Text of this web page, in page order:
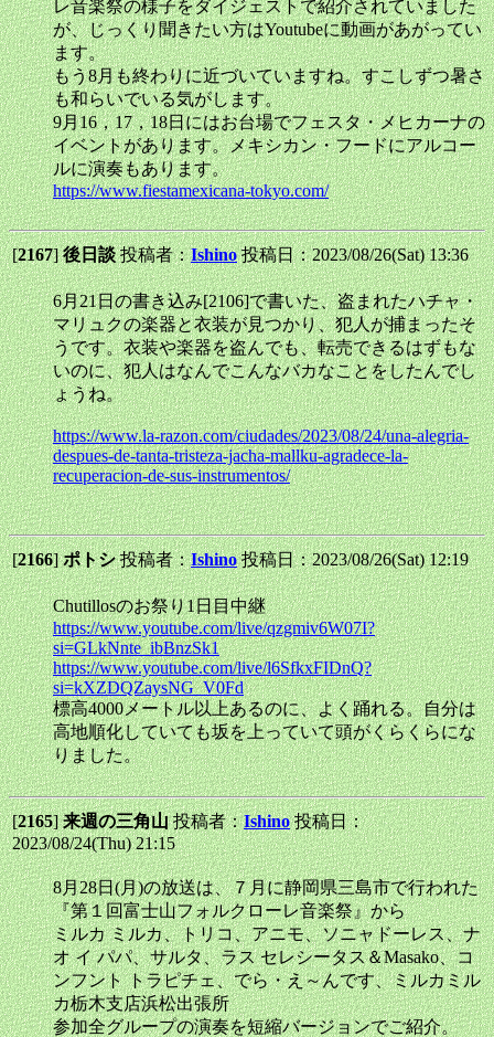
レ音楽祭の様子をダイジェストで紹介されていました
が、じっくり聞きたい方はYoutubeに動画があがってい
ます。
もう8月も終わりに近づいていますね。すこしずつ暑さ
も和らいでいる気がします。
9月16，17，18日にはお台場でフェスタ・メヒカーナの
イベントがあります。メキシカン・フードにアルコー
ルに演奏もあります。
https://www.fiestamexicana-tokyo.com/
[2167]後日談投稿者：Ishino 投稿日：2023/08/26(Sat) 13:36
6月21日の書き込み[2106]で書いた、盗まれたハチャ・
マリュクの楽器と衣装が見つかり、犯人が捕まったそ
うです。衣装や楽器を盗んでも、転売できるはずもな
いのに、犯人はなんでこんなバカなことをしたんでし
ょうね。
https://www.la-razon.com/ciudades/2023/08/24/una-alegria-
despues-de-tanta-tristeza-jacha-mallku-agradece-la-
recuperacion-de-sus-instrumentos/
[2166]ポトシ投稿者：Ishino 投稿日：2023/08/26(Sat) 12:19
Chutillosのお祭り1日目中継
https://www.youtube.com/live/qzgmiv6W07I?
si=GLkNnte_ibBnzSk1
https://www.youtube.com/live/l6SfkxFIDnQ?
si=kXZDQZaysNG_V0Fd
標高4000メートル以上あるのに、よく踊れる。自分は
高地順化していても坂を上っていて頭がくらくらにな
りました。
[2165]来週の三角山投稿者：Ishino 投稿日：
2023/08/24(Thu) 21:15
8月28日(月)の放送は、７月に静岡県三島市で行われた
『第１回富士山フォルクローレ音楽祭』から
ミルカ ミルカ、トリコ、アニモ、ソニャドーレス、ナ
オ イ パパ、サルタ、ラス セレシータス＆Masako、コ
ンフント トラピチェ、でら・え～んです、ミルカミル
カ栃木支店浜松出張所
参加全グループの演奏を短縮バージョンでご紹介。